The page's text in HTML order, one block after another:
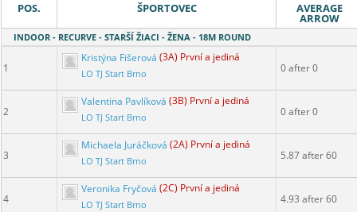
POS. ŠPORTOVEC AVERAGE
ARROW
INDOOR - RECURVE - STARŠÍ ŽIACI - ŽENA - 18M ROUND
1
Kristýna Fišerová (3A) První a jediná
LO TJ Start Brno 0 after 0
2
Valentina Pavlíková (3B) První a jediná
LO TJ Start Brno 0 after 0
3
Michaela Juráčková (2A) První a jediná
LO TJ Start Brno 5.87 after 60
4
Veronika Fryčová (2C) První a jediná
LO TJ Start Brno 4.93 after 60